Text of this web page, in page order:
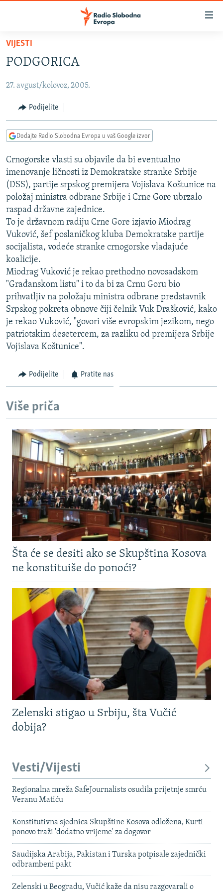
Pređite
glavni
Pređite
Pređite
pretragu
SRBIJA
KOSOVO
VIZUELNO
VIDEO
FOTOGALERIJE
INFOGRAFIKE
PODCASTI
RAT U UKRAJINI
KINA NA BALKANU
RSE PRIČE IZ SVIJETA
ISPRIČAJ MI
DNEVNO@RSE
SPECIJALI RSE
VIŠE OD NASLOVA
GENOCID U SREBRENICI
POPLAVE I KLIZIŠTA U BIH 2024.
TV LIBERTY
MOJA EVROPA
SVE KARTE DEJTONA
NASTANAK I RASPAD JUGOSLAVIJE
PRATITE NAS
Sve RFE/RL stranice
VIJESTI
PODGORICA
27. avgust/kolovoz, 2005.
Podijelite
Dodajte Radio Slobodna Evropa u vaš Google izvor
Crnogorske vlasti su objavile da bi eventualno
imenovanje ličnosti iz Demokratske stranke Srbije
(DSS), partije srpskog premijera Vojislava Koštunice na
položaj ministra odbrane Srbije i Crne Gore ubrzalo
raspad državne zajednice.
To je državnom radiju Crne Gore izjavio Miodrag
Vuković, šef poslaničkog kluba Demokratske partije
socijalista, vodeće stranke crnogorske vladajuće
koalicije.
Miodrag Vuković je rekao prethodno novosadskom
"Građanskom listu" i to da bi za Crnu Goru bio
prihvatljiv na položaju ministra odbrane predstavnik
Srpskog pokreta obnove čiji čelnik Vuk Drašković, kako
je rekao Vuković, "govori više evropskim jezikom, nego
patriotskim desetercem, za razliku od premijera Srbije
Vojislava Koštunice".
Podijelite Pratite nas
Više priča
Šta će se desiti ako se Skupština Kosova
ne konstituiše do ponoći?
Zelenski stigao u Srbiju, šta Vučić
dobija?
Vesti/Vijesti
Regionalna mreža SafeJournalists osudila prijetnje smrću
Veranu Matiću
Konstitutivna sjednica Skupštine Kosova odložena, Kurti
ponovo traži 'dodatno vrijeme' za dogovor
Saudijska Arabija, Pakistan i Turska potpisale zajednički
odbrambeni pakt
Zelenski u Beogradu, Vučić kaže da nisu razgovarali o